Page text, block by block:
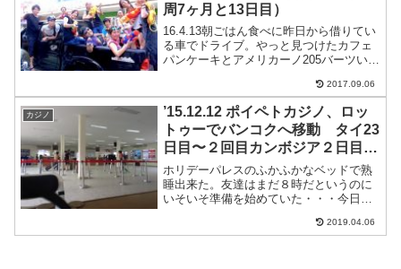
周7ヶ月と13日目）
16.4.13朝ごはん食べに昨日から借りてい
る車でドライブ。やっと見つけたカフェ
パンケーキとアメリカーノ205バーツい
ン！今日はソンクラーン初日！宿に戻っ
てピックアップにみんなで乗ってスター
ト！！！そして...
2017.09.06
カジノ
’15.12.12 ポイペトカジノ、ロッ
トゥーでバンコクへ移動 タイ23
日目〜２回目カンボジア２日目
（世界一周3ヶ月と12日目）
ホリデーパレスのふかふかなベッドで熟
睡出来た。友達はまだ８時だというのに
いそいそ準備を始めていた・・・今日も
てら、ホリデーパレスのカジノに降りて
2019.04.06